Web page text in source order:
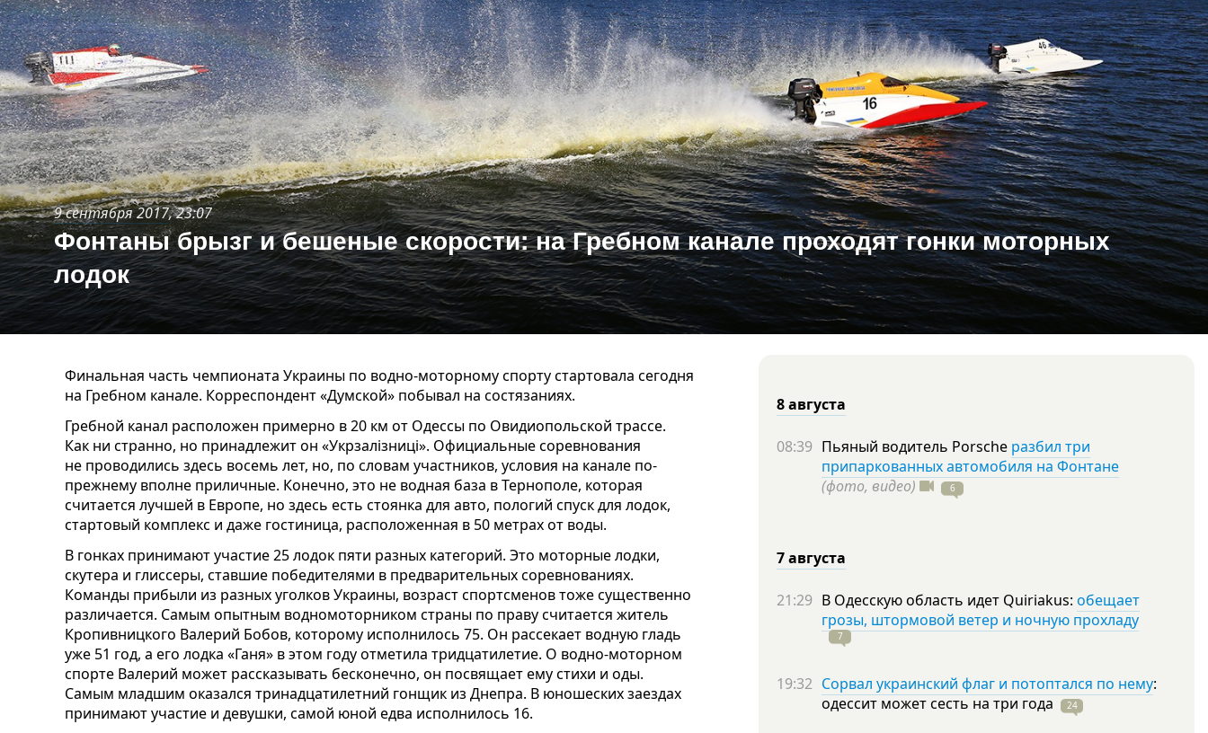
9 сентября 2017, 23:07
Фонтаны брызг и бешеные скорости: на Гребном канале проходят гонки моторных
лодок
Финальная часть чемпионата Украины по водно-моторному спорту стартовала сегодня
на Гребном канале. Корреспондент «Думской» побывал на состязаниях.
Гребной канал расположен примерно в 20 км от Одессы по Овидиопольской трассе.
Как ни странно, но принадлежит он «Укрзалізниці». Официальные соревнования
не проводились здесь восемь лет, но, по словам участников, условия на канале по-
прежнему вполне приличные. Конечно, это не водная база в Тернополе, которая
считается лучшей в Европе, но здесь есть стоянка для авто, пологий спуск для лодок,
стартовый комплекс и даже гостиница, расположенная в 50 метрах от воды.
В гонках принимают участие 25 лодок пяти разных категорий. Это моторные лодки,
скутера и глиссеры, ставшие победителями в предварительных соревнованиях.
Команды прибыли из разных уголков Украины, возраст спортсменов тоже существенно
различается. Самым опытным водномоторником страны по праву считается житель
Кропивницкого Валерий Бобов, которому исполнилось 75. Он рассекает водную гладь
уже 51 год, а его лодка «Ганя» в этом году отметила тридцатилетие. О водно-моторном
спорте Валерий может рассказывать бесконечно, он посвящает ему стихи и оды.
Самым младшим оказался тринадцатилетний гонщик из Днепра. В юношеских заездах
принимают участие и девушки, самой юной едва исполнилось 16.
8 августа
08:39 Пьяный водитель Porsche разбил три
припаркованных автомобиля на Фонтане
(фото, видео)
6
7 августа
21:29 В Одесскую область идет Quiriakus: обещает
грозы, штормовой ветер и ночную прохладу
7
19:32 Сорвал украинский флаг и потоптался по нему:
одессит может сесть на три года 24